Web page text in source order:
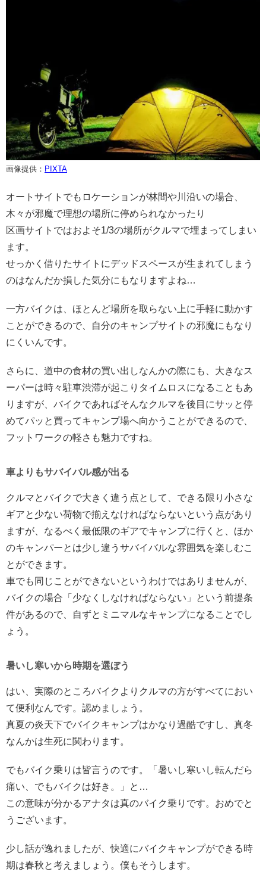
画像提供： PIXTA
オートサイトでもロケーションが林間や川沿いの場合、
木々が邪魔で理想の場所に停められなかったり
区画サイトではおよそ1/3の場所がクルマで埋まってしまい
ます。
せっかく借りたサイトにデッドスペースが生まれてしまう
のはなんだか損した気分にもなりますよね…
一方バイクは、ほとんど場所を取らない上に手軽に動かす
ことができるので、自分のキャンプサイトの邪魔にもなり
にくいんです。
さらに、道中の食材の買い出しなんかの際にも、大きなス
ーパーは時々駐車渋滞が起こりタイムロスになることもあ
りますが、バイクであればそんなクルマを後目にサッと停
めてパッと買ってキャンプ場へ向かうことができるので、
フットワークの軽さも魅力ですね。
車よりもサバイバル感が出る
クルマとバイクで大きく違う点として、できる限り小さな
ギアと少ない荷物で揃えなければならないという点があり
ますが、なるべく最低限のギアでキャンプに行くと、ほか
のキャンパーとは少し違うサバイバルな雰囲気を楽しむこ
とができます。
車でも同じことができないというわけではありませんが、
バイクの場合「少なくしなければならない」という前提条
件があるので、自ずとミニマルなキャンプになることでし
ょう。
暑いし寒いから時期を選ぼう
はい、実際のところバイクよりクルマの方がすべてにおい
て便利なんです。認めましょう。
真夏の炎天下でバイクキャンプはかなり過酷ですし、真冬
なんかは生死に関わります。
でもバイク乗りは皆言うのです。「暑いし寒いし転んだら
痛い、でもバイクは好き。」と…
この意味が分かるアナタは真のバイク乗りです。おめでと
うございます。
少し話が逸れましたが、快適にバイクキャンプができる時
期は春秋と考えましょう。僕もそうします。